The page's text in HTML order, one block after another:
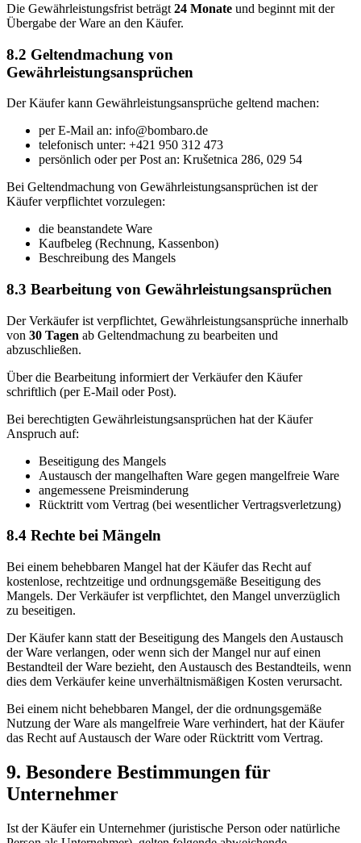
Die Gewährleistungsfrist beträgt 24 Monate und beginnt mit der
Übergabe der Ware an den Käufer.
8.2 Geltendmachung von
Gewährleistungsansprüchen
Der Käufer kann Gewährleistungsansprüche geltend machen:
per E-Mail an: info@bombaro.de
telefonisch unter: +421 950 312 473
persönlich oder per Post an: Krušetnica 286, 029 54
Bei Geltendmachung von Gewährleistungsansprüchen ist der
Käufer verpflichtet vorzulegen:
die beanstandete Ware
Kaufbeleg (Rechnung, Kassenbon)
Beschreibung des Mangels
8.3 Bearbeitung von Gewährleistungsansprüchen
Der Verkäufer ist verpflichtet, Gewährleistungsansprüche innerhalb
von 30 Tagen ab Geltendmachung zu bearbeiten und
abzuschließen.
Über die Bearbeitung informiert der Verkäufer den Käufer
schriftlich (per E-Mail oder Post).
Bei berechtigten Gewährleistungsansprüchen hat der Käufer
Anspruch auf:
Beseitigung des Mangels
Austausch der mangelhaften Ware gegen mangelfreie Ware
angemessene Preisminderung
Rücktritt vom Vertrag (bei wesentlicher Vertragsverletzung)
8.4 Rechte bei Mängeln
Bei einem behebbaren Mangel hat der Käufer das Recht auf
kostenlose, rechtzeitige und ordnungsgemäße Beseitigung des
Mangels. Der Verkäufer ist verpflichtet, den Mangel unverzüglich
zu beseitigen.
Der Käufer kann statt der Beseitigung des Mangels den Austausch
der Ware verlangen, oder wenn sich der Mangel nur auf einen
Bestandteil der Ware bezieht, den Austausch des Bestandteils, wenn
dies dem Verkäufer keine unverhältnismäßigen Kosten verursacht.
Bei einem nicht behebbaren Mangel, der die ordnungsgemäße
Nutzung der Ware als mangelfreie Ware verhindert, hat der Käufer
das Recht auf Austausch der Ware oder Rücktritt vom Vertrag.
9. Besondere Bestimmungen für
Unternehmer
Ist der Käufer ein Unternehmer (juristische Person oder natürliche